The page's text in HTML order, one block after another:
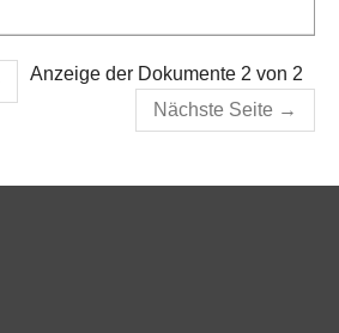
Anzeige der Dokumente 2 von 2
Nächste Seite →